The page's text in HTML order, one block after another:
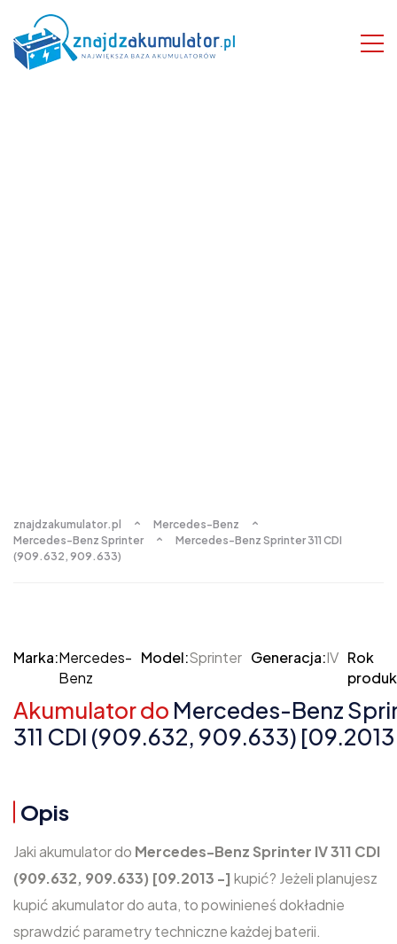
znajdzakumulator.pl
Mercedes-Benz
Mercedes-Benz Sprinter
Mercedes-Benz Sprinter 311 CDI
(909.632, 909.633)
Marka:Mercedes-
Benz
Model:Sprinter Generacja:IV Rok
Akumulator do Mercedes-Benz
311 CDI (909.632, 909.633)
Opis
Jaki akumulator do Mercedes-Benz Sprinter IV 311 CDI
(909.632, 909.633) [09.2013 -] kupić? Jeżeli planujesz
kupić akumulator do auta, to powinieneś dokładnie
sprawdzić parametry techniczne każdej baterii.